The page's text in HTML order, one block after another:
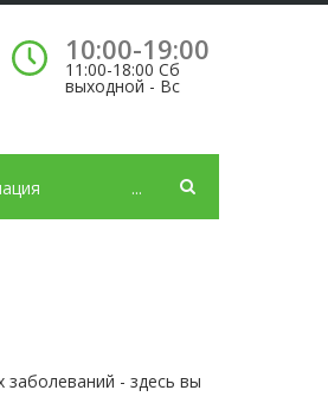
10:00-19:00
11:00-18:00 Сб
выходной - Вс
...
заболеваний - здесь вы